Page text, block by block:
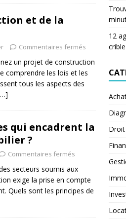
et de la
Commentaires fermés
un projet de construction
comprendre les lois et les
tous les aspects des
qui encadrent la
?
Commentaires fermés
secteurs soumis aux
exige la prise en compte
Quels sont les principes de
12
crible
Droit